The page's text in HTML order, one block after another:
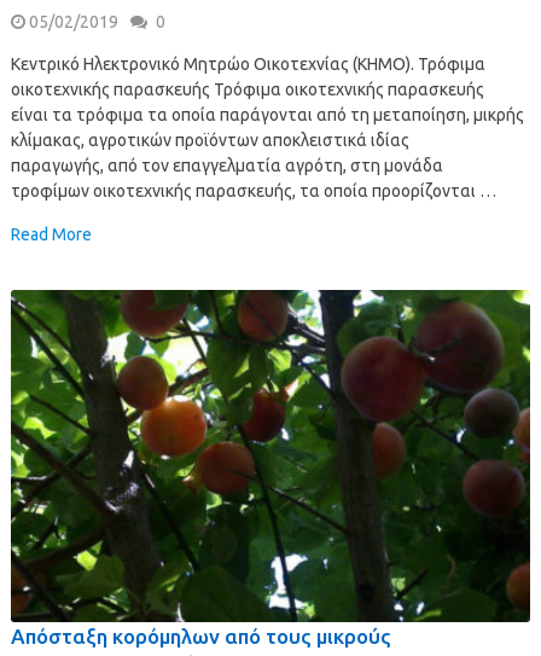
05/02/2019 0
Κεντρικό Ηλεκτρονικό Μητρώο Οικοτεχνίας (ΚΗΜΟ). Τρόφιμα
οικοτεχνικής παρασκευής Τρόφιμα οικοτεχνικής παρασκευής
είναι τα τρόφιμα τα οποία παράγονται από τη μεταποίηση, μικρής
κλίμακας, αγροτικών προϊόντων αποκλειστικά ιδίας
παραγωγής, από τον επαγγελματία αγρότη, στη μονάδα
τροφίμων οικοτεχνικής παρασκευής, τα οποία προορίζονται …
Read More
Απόσταξη κορόμηλων από τους μικρούς